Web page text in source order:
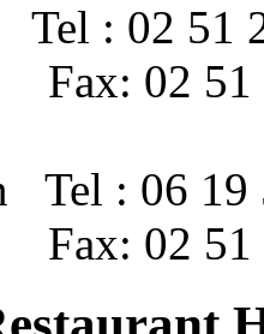
Tel : 02 51
51 22
Tel : 06 19
51 22